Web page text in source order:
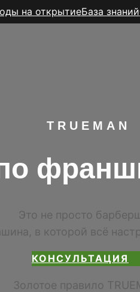
на открытиеБаза знаний
TR UEMAN
Это не просто
в которой всё
КОНСУЛЬТАЦИЯ
Золотое правило